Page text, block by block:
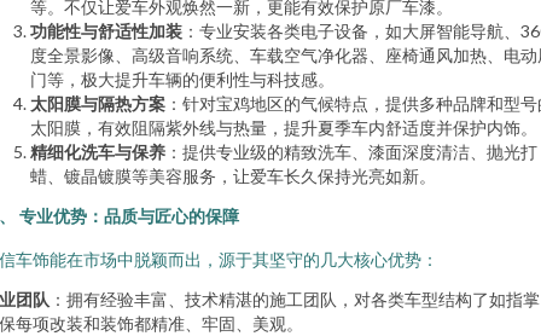
等。不仅让爱车外观焕然一新，更能有效保护原厂车漆。
功能性与舒适性加装 ：专业安装各类电子设备，如大屏智能导航、
度全景影像、高级音响系统、车载空气净化器、座椅通风加热、电动
门等，极大提升车辆的便利性与科技感。
太阳膜与隔热方案 ：针对宝鸡地区的气候特点，提供多种品牌和型
太阳膜，有效阻隔紫外线与热量，提升夏季车内舒适度并保护内饰。
精细化洗车与保养 ：提供专业级的精致洗车、漆面深度清洁、抛光打
蜡、镀晶镀膜等美容服务，让爱车长久保持光亮如新。
专业优势：品质与匠心的保障
车饰能在市场中脱颖而出，源于其坚守的几大核心优势：
团队 ：拥有经验丰富、技术精湛的施工团队，对各类车型结构了如指
每项改装和装饰都精准、牢固、美观。